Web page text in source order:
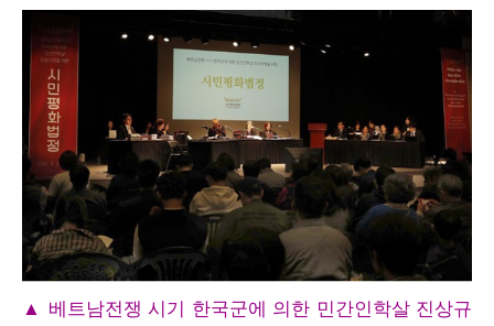
▲ 베트남전쟁 시기 한국군에 의한 민간인학살 진상규